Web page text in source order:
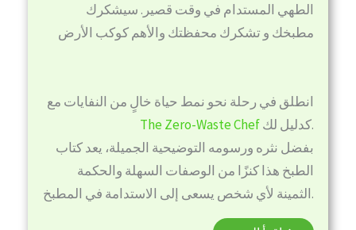
الطهي المستدام في وقت قصير. سيشكرك
مطبخك و تشكرك محفظتك والأهم كوكب الأرض
انطلق في رحلة نحو نمط حياة خالٍ من النفايات مع
The Zero-Waste Chef
كدليل لك.
بفضل نثره ورسومه التوضيحية الجميلة، يعد كتاب
الطبخ هذا كنزًا من الوصفات السهلة والحكمة
الثمينة لأي شخص يسعى إلى الاستدامة في المطبخ.